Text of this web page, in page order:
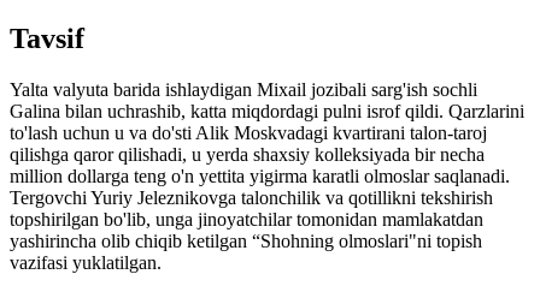
Tavsif
Yalta valyuta barida ishlaydigan Mixail jozibali sarg'ish sochli
Galina bilan uchrashib, katta miqdordagi pulni isrof qildi. Qarzlarini
to'lash uchun u va do'sti Alik Moskvadagi kvartirani talon-taroj
qilishga qaror qilishadi, u yerda shaxsiy kolleksiyada bir necha
million dollarga teng o'n yettita yigirma karatli olmoslar saqlanadi.
Tergovchi Yuriy Jeleznikovga talonchilik va qotillikni tekshirish
topshirilgan bo'lib, unga jinoyatchilar tomonidan mamlakatdan
yashirincha olib chiqib ketilgan “Shohning olmoslari"ni topish
vazifasi yuklatilgan.